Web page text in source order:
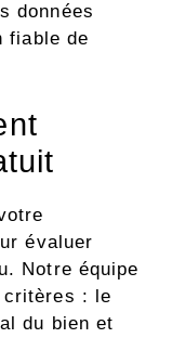
données
fiable de
évaluer
Notre équipe
critères : le
du bien et